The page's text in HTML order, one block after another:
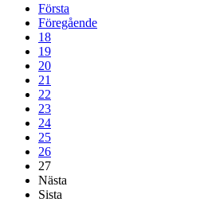
Första
Föregående
18
19
20
21
22
23
24
25
26
27
Nästa
Sista